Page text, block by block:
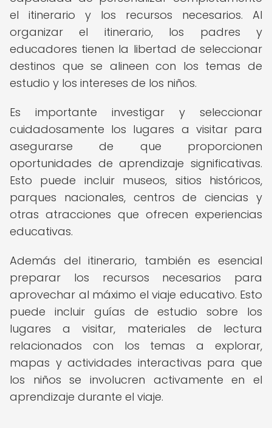
el itinerario y los recursos necesarios. Al
organizar el itinerario, los padres y
educadores tienen la libertad de seleccionar
destinos que se alineen con los temas de
estudio y los intereses de los niños.
Es importante investigar y seleccionar
cuidadosamente los lugares a visitar para
asegurarse de que proporcionen
oportunidades de aprendizaje significativas.
Esto puede incluir museos, sitios históricos,
parques nacionales, centros de ciencias y
otras atracciones que ofrecen experiencias
educativas.
Además del itinerario, también es esencial
preparar los recursos necesarios para
aprovechar al máximo el viaje educativo. Esto
puede incluir guías de estudio sobre los
lugares a visitar, materiales de lectura
relacionados con los temas a explorar,
mapas y actividades interactivas para que
los niños se involucren activamente en el
aprendizaje durante el viaje.